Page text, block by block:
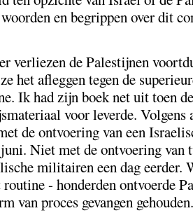
en begrippen over dit
verliezen de Palestijnen
het afleggen tegen de
Ik had zijn boek net uit toen
voor leverde. Volgens
de ontvoering van een
Niet met de ontvoering van
militairen een dag eerder.
routine - honderden ontvoerde
van proces gevangen gehouden.